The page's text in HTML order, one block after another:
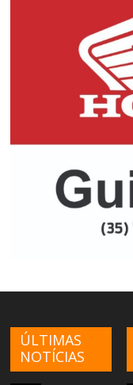
ÚLTIMAS
NOTÍCIAS